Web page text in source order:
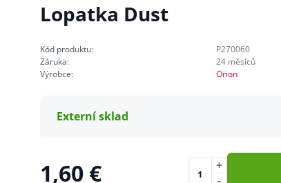
Lopatka Dust
Kód produktu:
P270060
Záruka:
24 měsíců
Výrobce:
Orion
Externí sklad
1,60 € +